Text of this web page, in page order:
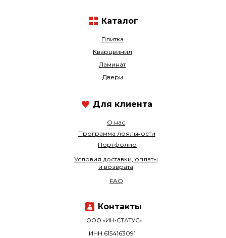
Плитка
Кварцвинил
О нас
Ламинат
Программа лояльности
Двери
Портфолио
ООО «ИН-СТАТУС»
ИНН 6154163091
Условия доставки, оплаты
и возврата
FAQ
Каталог
Контакты
Для клиента